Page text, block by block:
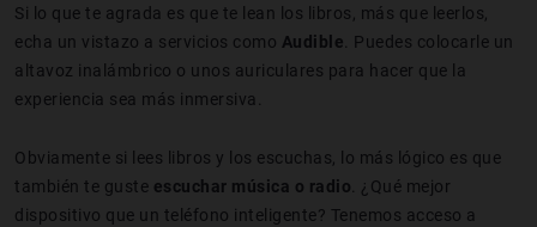
Si lo que te agrada es que te lean los libros, más que leerlos,
echa un vistazo a servicios como Audible. Puedes colocarle un
altavoz inalámbrico o unos auriculares para hacer que la
experiencia sea más inmersiva.
Obviamente si lees libros y los escuchas, lo más lógico es que
también te guste escuchar música o radio. ¿Qué mejor
dispositivo que un teléfono inteligente? Tenemos acceso a